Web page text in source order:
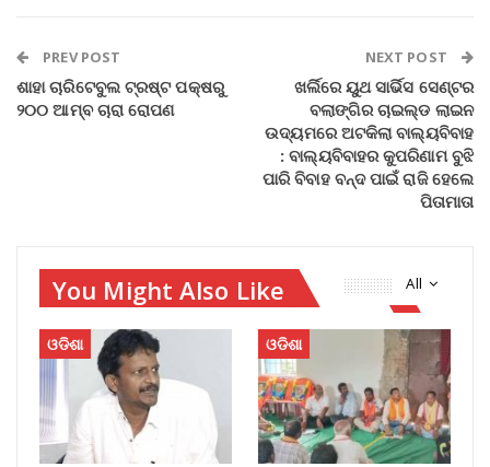
PREV POST
ଶାହା ଚାରିଟେବୁଲ ଟ୍ରଷ୍ଟ ପକ୍ଷରୁ
୨୦୦ ଆମ୍ବ ଚାରା ରୋପଣ
NEXT POST
ଖର୍ଲିରେ ୟୁଥ ସାର୍ଭିସ ସେଣ୍ଟର
ବଲାଙ୍ଗିର ଚାଇଲ୍ଡ ଲାଇନ
ଉଦ୍ୟମରେ ଅଟକିଲା ବାଲ୍ୟବିବାହ
: ବାଲ୍ୟବିବାହର କୁପରିଣାମ ବୁଝି
ପାରି ବିବାହ ବନ୍ଦ ପାଇଁ ରାଜି ହେଲେ
ପିତାମାତା
All
You Might Also Like
ଓଡିଶା ଓଡିଶା